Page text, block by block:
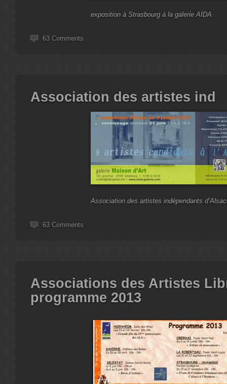
exposition à Strasbourg à la galerie AIDA
63 Comments
Association des artistes ind
Association des artistes indépendants
63 Comments
Associations des Artistes
programme 2013